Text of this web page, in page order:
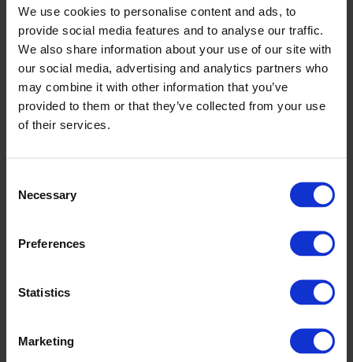
We use cookies to personalise content and ads, to
provide social media features and to analyse our traffic.
We also share information about your use of our site with
our social media, advertising and analytics partners who
may combine it with other information that you’ve
provided to them or that they’ve collected from your use
of their services.
Selection
Necessary
Preferences
Statistics
Marketing
Mark Grouwe
Account Manager CPX Industry
mark.grouwe@cipax.com
+31 (0) 548 515 172
Accessoires